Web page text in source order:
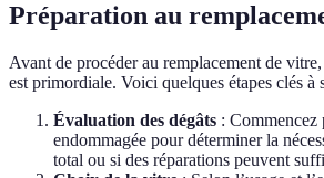
Préparation au
Avant de procéder au remplacement de
est primordiale. Voici quelques étapes clés à
Évaluation des dégâts : Commencez
endommagée pour déterminer la
total ou si des réparations peuvent